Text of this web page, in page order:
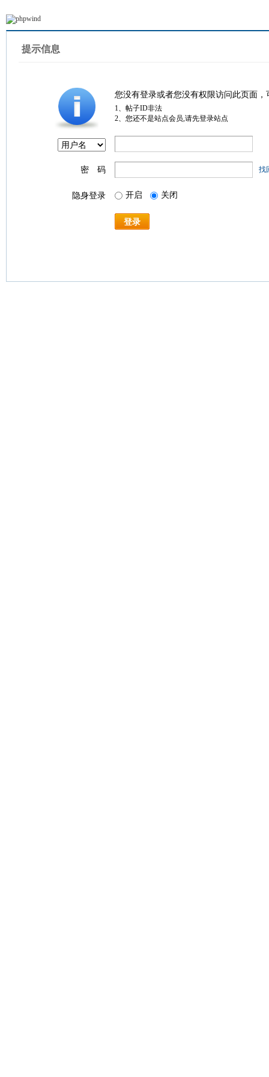
提示信息
您没有登录或者您没有权限访问此页面
1、帖子ID非法
2、您还不是站点会员,请先登录站点
密 码 找
隐身登录 开启 关闭
登录